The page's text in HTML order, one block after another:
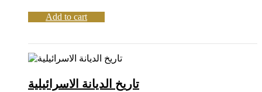
Add to cart
تاريخ الديانة الاسرائيلية